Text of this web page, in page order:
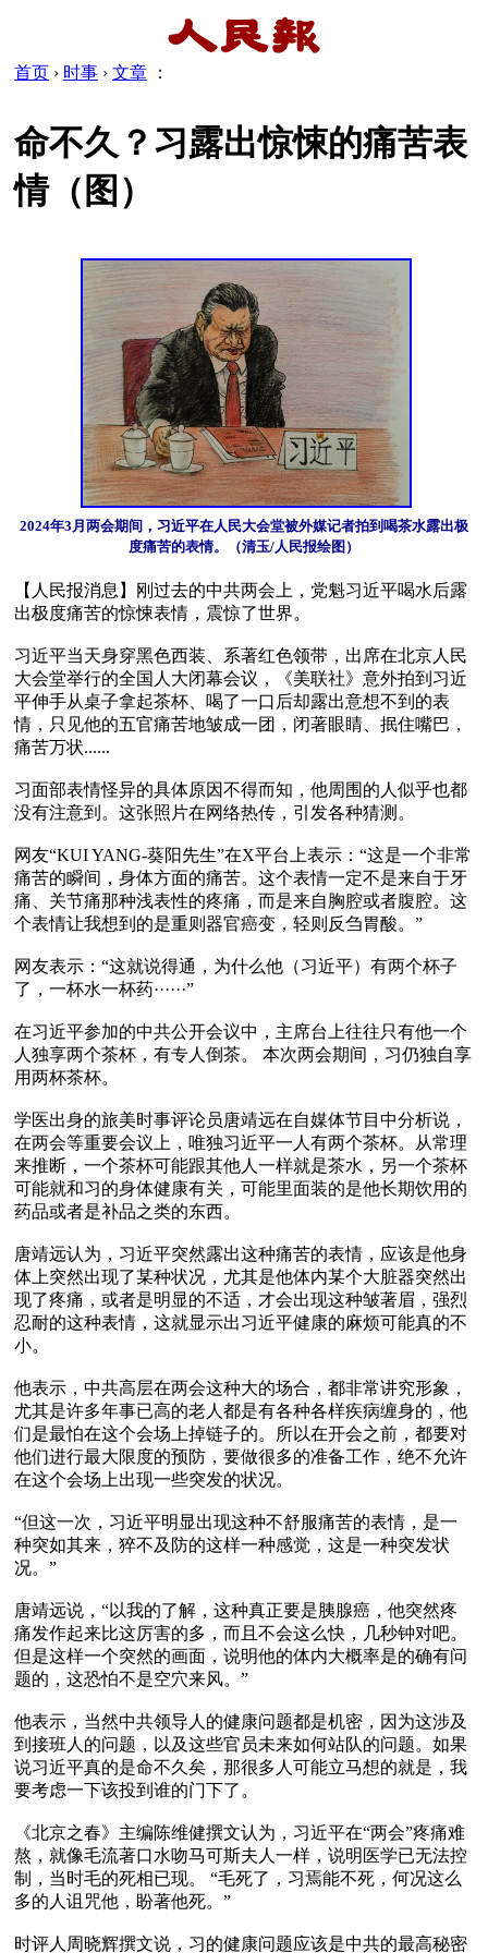
首页 › 时事 › 文章 ：
命不久？习露出惊悚的痛苦表
情（图）
2024年3月两会期间，习近平在人民大会堂被外媒记者拍到喝茶水露出极
度痛苦的表情。（清玉/人民报绘图）
【人民报消息】刚过去的中共两会上，党魁习近平喝水后露
出极度痛苦的惊悚表情，震惊了世界。
习近平当天身穿黑色西装、系著红色领带，出席在北京人民
大会堂举行的全国人大闭幕会议，《美联社》意外拍到习近
平伸手从桌子拿起茶杯、喝了一口后却露出意想不到的表
情，只见他的五官痛苦地皱成一团，闭著眼睛、抿住嘴巴，
痛苦万状......
习面部表情怪异的具体原因不得而知，他周围的人似乎也都
没有注意到。这张照片在网络热传，引发各种猜测。
网友“KUI YANG-葵阳先生”在X平台上表示：“这是一个非常
痛苦的瞬间，身体方面的痛苦。这个表情一定不是来自于牙
痛、关节痛那种浅表性的疼痛，而是来自胸腔或者腹腔。这
个表情让我想到的是重则器官癌变，轻则反刍胃酸。”
网友表示：“这就说得通，为什么他（习近平）有两个杯子
了，一杯水一杯药······”
在习近平参加的中共公开会议中，主席台上往往只有他一个
人独享两个茶杯，有专人倒茶。 本次两会期间，习仍独自享
用两杯茶杯。
学医出身的旅美时事评论员唐靖远在自媒体节目中分析说，
在两会等重要会议上，唯独习近平一人有两个茶杯。从常理
来推断，一个茶杯可能跟其他人一样就是茶水，另一个茶杯
可能就和习的身体健康有关，可能里面装的是他长期饮用的
药品或者是补品之类的东西。
唐靖远认为，习近平突然露出这种痛苦的表情，应该是他身
体上突然出现了某种状况，尤其是他体内某个大脏器突然出
现了疼痛，或者是明显的不适，才会出现这种皱著眉，强烈
忍耐的这种表情，这就显示出习近平健康的麻烦可能真的不
小。
他表示，中共高层在两会这种大的场合，都非常讲究形象，
尤其是许多年事已高的老人都是有各种各样疾病缠身的，他
们是最怕在这个会场上掉链子的。所以在开会之前，都要对
他们进行最大限度的预防，要做很多的准备工作，绝不允许
在这个会场上出现一些突发的状况。
“但这一次，习近平明显出现这种不舒服痛苦的表情，是一
种突如其来，猝不及防的这样一种感觉，这是一种突发状
况。”
唐靖远说，“以我的了解，这种真正要是胰腺癌，他突然疼
痛发作起来比这厉害的多，而且不会这么快，几秒钟对吧。
但是这样一个突然的画面，说明他的体内大概率是的确有问
题的，这恐怕不是空穴来风。”
他表示，当然中共领导人的健康问题都是机密，因为这涉及
到接班人的问题，以及这些官员未来如何站队的问题。如果
说习近平真的是命不久矣，那很多人可能立马想的就是，我
要考虑一下该投到谁的门下了。
《北京之春》主编陈维健撰文认为，习近平在“两会”疼痛难
熬，就像毛流著口水吻马可斯夫人一样，说明医学已无法控
制，当时毛的死相已现。 “毛死了，习焉能不死，何况这么
多的人诅咒他，盼著他死。”
时评人周晓辉撰文说，习的健康问题应该是中共的最高秘密